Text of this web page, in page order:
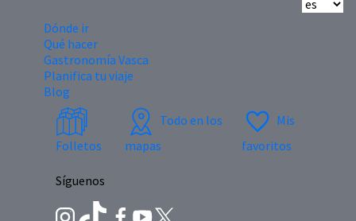
Dónde ir
Qué hacer
Gastronomía Vasca
Planifica tu viaje
Blog
Folletos
Todo en los
mapas
Mis
favoritos
Síguenos